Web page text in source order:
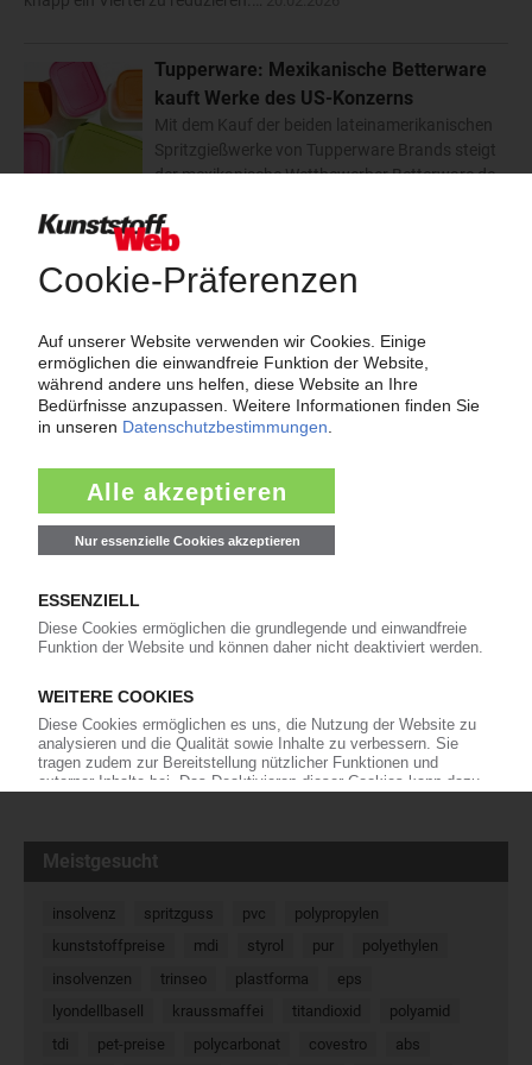
Tupperware: Mexikanische Betterware
kauft Werke des US-Konzerns
Mit dem Kauf der beiden lateinamerikanischen
Spritzgießwerke von Tupperware Brands steigt
der mexikanische Wettbewerber Betterware de
Konsumwaren ein. 250 Mio USD zahlt der…
Mosca: Neues Werk für
Eine nicht genannte Summe hat Mosca in ein
Band-Produktionswerk im mexikanischen
Monterrey investiert. Noch in diesem Jahr solle
das gesamte Bandportfolio für den zentral- und
Polykemi: Compoundeur plant den
USA eine rege Nachfrage. Daher will das
Unternehmen im US-Standort Gastonia , den es
installieren. Die Inbetriebnahme im Jahr 2027…
« Zurück Weiter »
Meistgesucht
insolvenz spritzguss pvc
polypropylen
kunststoffpreise
mdi styrol pur
polyethylen
insolvenzen
trinseo plastforma
eps
lyondellbasell
kraussmaffei titandioxid
polyamid
tdi
pet-preise polycarbonat covestro abs